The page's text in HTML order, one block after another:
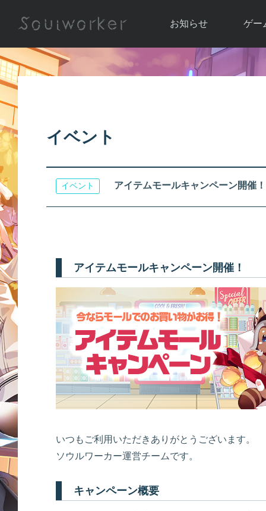
お知らせ
お知らせ一覧
ゲー
ソウ
アップ
イベント
イベント アイテムモールキャンペーン開催！
アイテムモールキャンペーン開催！
いつもご利用いただきありがとうございます。
ソウルワーカー運営チームです。
キャンペーン概要